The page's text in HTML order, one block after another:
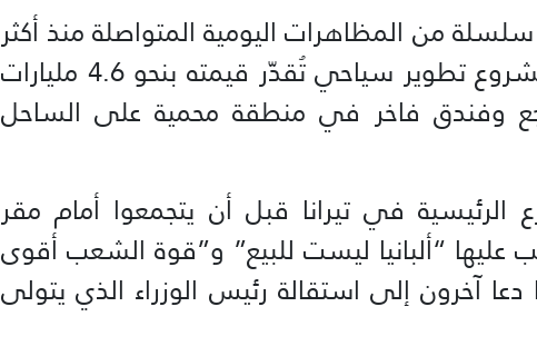
من المظاهرات اليومية المتواصلة منذ أكثر
من أسبوع، اعتراضاً على مشروع تطوير سياحي تُقدّر قيمته بنحو 4.6 مليارات
وفندق فاخر في منطقة محمية على الساحل
الرئيسية في تيرانا قبل أن يتجمعوا أمام مقر
عليها “ألبانيا ليست للبيع” و”قوة الشعب أقوى
آخرون إلى استقالة رئيس الوزراء الذي يتولى